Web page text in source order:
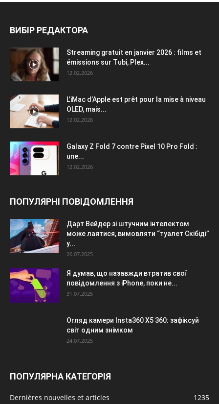
ВИБІР РЕДАКТОРА
Streaming gratuit en janvier 2026 : films et
émissions sur Tubi, Plex...
12.02.2026
L’iMac d’Apple est prêt pour la mise à niveau
OLED, mais...
12.02.2026
Galaxy Z Fold 7 contre Pixel 10 Pro Fold :
une...
12.02.2026
ПОПУЛЯРНІ ПОВІДОМЛЕННЯ
Дарт Вейдер зі штучним інтелектом
може лаятися, вимовляти “туалет Скібіді”
у...
26.07.2025
Я думав, що назавжди втратив свої
повідомлення з iPhone, поки не...
31.07.2025
Огляд камери Insta360 X5 360: зафіксуй
світ одним знімком
24.07.2025
ПОПУЛЯРНА КАТЕГОРІЯ
Dernières nouvelles et articles 1235